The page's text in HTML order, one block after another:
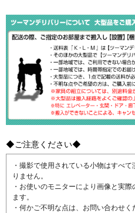
◆ご注意ください◆
・撮影で使用されている小物はすべ
りません。
・お使いのモニターにより画像と実
ます。
・何かご不明な点は、お問い合わせく